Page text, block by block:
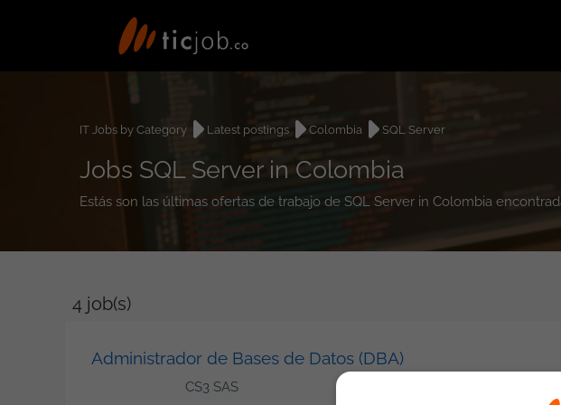
IT Jobs by Category Latest postings Colombia SQL Server
Jobs SQL Server in Colombia
Estás son las últimas ofertas de trabajo de SQL Server in Colombia
4 job(s)
Administrador de Bases de Datos (DBA)
CS3 SAS